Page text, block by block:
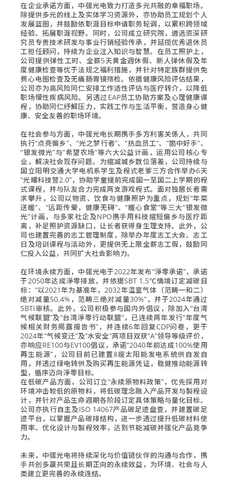
在企业承诺方面，中强光电致力打造多元共融的幸福职场。
除提供多元的线上及实体学习资源外，亦协助员工规划个人
发展蓝图，并鼓励依职涯目标申请职务轮调，以累积跨领域
经验、拓展职涯视野。同时，公司成立研究院，遴选资深研
究员专责技术研发与事业行销经验传承，并延揽优秀退休员
工担任顾问，持续为企业注入知识与智慧。在员工照护上，
公司提供弹性工时、全薪5天黄金週休假、新人弹休假及年
度健康检查等优于法规之福利措施，并针对特定族群提供免
费心电图检查及无痛肠胃镜筛检。依据健康风险评估结果，
公司亦为高风险同仁安排工作适性评估与医疗转介，以降低
职场慢性疾病风险。另透过EAP员工协助方案及心理健康课
程，协助同仁纾解压力，实践工作与生活平衡，营造身心健
康、安全友善的职场环境。
在社会参与方面，中强光电长期携手多方利害关係人，共同
执行“点亮偏乡”、“光之梦行者”、“热血员工”、“箇中好手”、
“银发微光”与“希望农场”等六大公益计画，运用公司核心专
业，解决社会现存问题。为缩减城乡数位落差，公司持续与
国立阳明交通大学电机系学生及程式老爹三方合作举办6天
“光耀科技营2.0”，协助学童提前完成国一至国二上学期的程
式课程，并与队友合力完成两支游戏程式。面对独居长者需
求攀升，公司以物资、饮食与健康照护为重点，规划“年菜
送暖“、“远距传爱，健康无碍”、“暖心食堂”等三大“银发微
光”计画，与多家社企及NPO携手用科技缩短偏乡与医疗距
离，补足照护资源缺口，让长者获得身生理支持。此外，公
司也建置完善的志工管理制度，除举办年度志工大会、志工
日及培训课程与活动外，更提供无上限全薪志工假，鼓励同
仁投入公益，共同扩大社会影响力。
在环境永续方面，中强光电于2022年发布“淨零承诺”，承诺
于2050年达成淨零排放，并依据SBT 1.5℃情境订定减碳目
标：“以2021年为基准年，2032年温室气体（范畴一和二）
绝对减量50.4%，范畴三绝对减量30%”，并于2024年通过
SBTi审核。此外，公司积极参与国内外倡议，除加入“台湾
气候联盟”及“台湾淨零行动联盟”，已连续两年发行“年度气
候相关财务揭露报告书”，并连续6年回复CDP问卷，更于
2024年“气候变迁”及“水安全”两项目双获“A”领导等级评价，
亦响应RE100与EV100倡议，承诺“2040年前达成100%使用
再生能源”，公司目前已建置8座太阳能发电系统供自发自
用，并透过绿电转供及购买再生能源凭证，稳健推动能源转
型，循序迈向淨零目标。
在低碳产品方面，公司订立“永续原物料政策”，优先採用对
环境冲击较低的原物料，将低碳理念融入产品开发与製程设
计，并针对产品生命週期各阶段订定具体策略与量化目标。
公司亦执行自主及ISO 14067产品碳足迹盘查，并建置碳足
迹平台，以掌握产品碳排结构，进一步透过提升低碳材料使
用率、优化设计与製程效率，达到节能减碳并强化产品竞争
力。
未来，中强光电将持续深化与价值链伙伴的沟通与合作，携
手共创多赢共荣且长期正向的永续效益，为环境、社会与人
类建立更完善的永续连结。